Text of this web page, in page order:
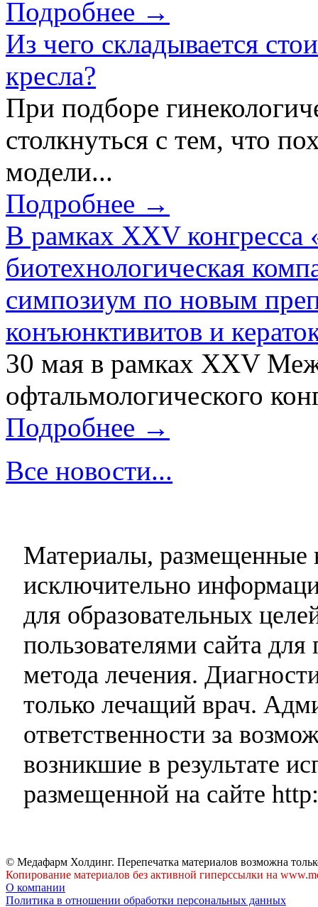
Подробнее →
Из чего складывается
кресла?
При подборе
столкнуться с тем, что
модели...
Подробнее →
В рамках XXV конгресса
биотехнологическая
симпозиум по новым
конъюнктивитов и
30 мая в рамках XXV
офтальмологического
Подробнее →
Все новости...
Материалы, размещенные
исключительно
для образовательных
пользователями сайта
метода лечения.
только лечащий врач.
ответственности за
возникшие в результате
размещенной на сайте
© Медафарм Холдинг. Перепечатка материалов возможна
Копирование материалов без активной гиперссылки на
О компании
Политика в отношении обработки персональных данных